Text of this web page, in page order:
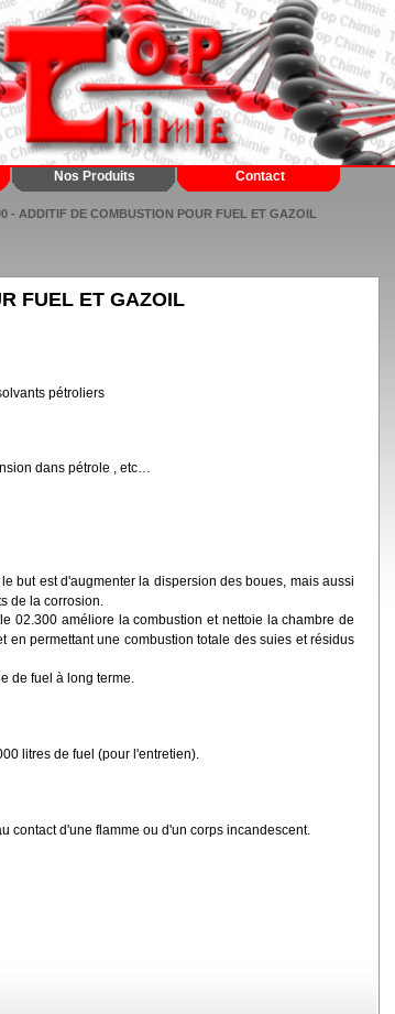
Nos Produits Contact
- ADDITIF DE COMBUSTION POUR FUEL ET GAZOIL
FUEL ET GAZOIL
pétroliers
dans pétrole , etc…
but est d'augmenter la dispersion des boues, mais aussi
de la corrosion.
02.300 améliore la combustion et nettoie la chambre de
en permettant une combustion totale des suies et résidus
de fuel à long terme.
litres de fuel (pour l'entretien).
contact d'une flamme ou d'un corps incandescent.